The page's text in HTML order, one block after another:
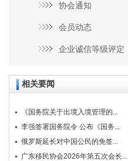
协会通知
会员动态
企业诚信等级评定
相关要闻
《国务院关于出境入境管理的...
李强签署国务院令 公布《国务...
俄罗斯延长对中国公民的免签...
广东移民协会2026年第五次会长...